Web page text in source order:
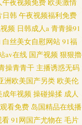
午夜视频免费 欧美激情
日韩 午夜视频福利免费
频 日韩成人a 青青操91
白丝美女自慰网站 91福
av在线 国产视频 狠狠擼
操青青干 主播诱惑无码
洲欧美国产另类 欧美伦
成年视频操碰操揉 成人
看免费 岛国精品在线播
看 91网国产尤物在 毛片